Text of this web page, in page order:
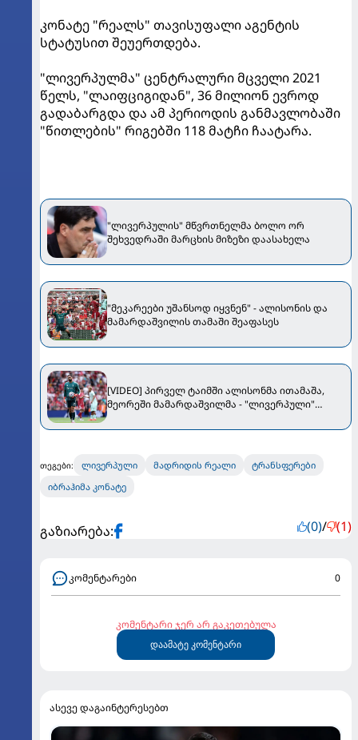
კონატე "რეალს" თავისუფალი აგენტის
სტატუსით შეუერთდება.
"ლივერპულმა" ცენტრალური მცველი 2021
წელს, "ლაიფციგიდან", 36 მილიონ ევროდ
გადაბარგდა და ამ პერიოდის განმავლობაში
"წითლების" რიგებში 118 მატჩი ჩაატარა.
"ლივერპულის" მწვრთნელმა ბოლო ორ
შეხვედრაში მარცხის მიზეზი დაასახელა
"მეკარეები უშანსოდ იყვნენ" - ალისონის და
მამარდაშვილის თამაში შეაფასეს
[VIDEO] პირველ ტაიმში ალისონმა ითამაშა,
მეორეში მამარდაშვილმა - "ლივერპული"
თეგები: ლივერპული მადრიდის რეალი
ტრანსფერები
იბრაჰიმა კონატე
გაზიარება: (0)/ (1)
კომენტარები 0
კომენტარი ჯერ არ გაკეთებულა
დაამატე კომენტარი
ასევე დაგაინტერესებთ